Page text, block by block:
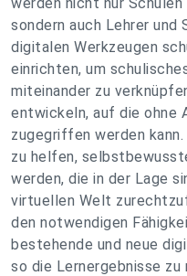
sondern auch Lehrer und
digitalen Werkzeugen
einrichten, um
miteinander zu
entwickeln, auf die ohne
zugegriffen werden
zu helfen,
werden, die in der Lage
virtuellen Welt
den notwendigen
bestehende und neue
so die Lernergebnisse zu